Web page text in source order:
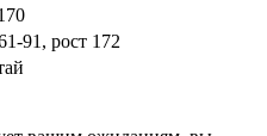
91, рост 172